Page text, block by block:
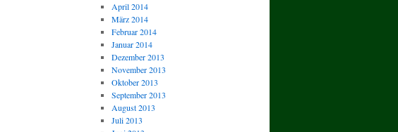
April 2014
März 2014
Februar 2014
Januar 2014
Dezember 2013
November 2013
Oktober 2013
September 2013
August 2013
Juli 2013